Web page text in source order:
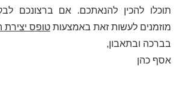
תוכלו להכין להנאתכם. אם ברצונכם
מוזמנים לעשות זאת באמצעות טופס
בברכה ובתאבון,
אסף כהן